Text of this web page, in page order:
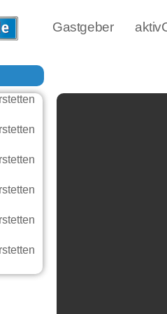
Gastgeber